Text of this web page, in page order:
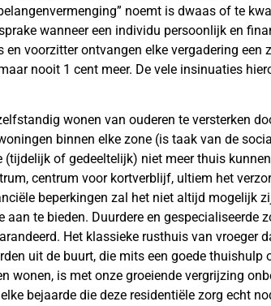
noemt is dwaas of te
wanneer een individu persoonlijk en
voorzitter ontvangen elke vergadering een
nooit 1 cent meer. De vele insinuaties
wonen van ouderen te versterken
binnen elke zone (is taak van de
of gedeeltelijk) niet meer thuis
centrum voor kortverblijf, ultiem het
beperkingen zal het niet altijd mogelijk
aan te bieden. Duurdere en gespecialiseerde
Het klassieke rusthuis van vroeger
uit de buurt, die mits een goede thuishulp
wonen, is met onze groeiende vergrijzing
bejaarde die deze residentiële zorg echt